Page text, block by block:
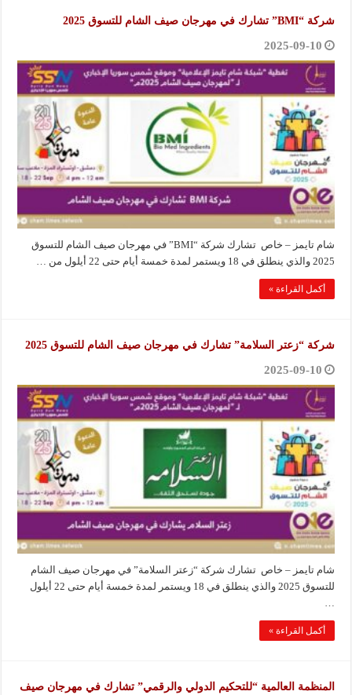
شركة “BMI” تشارك في مهرجان صيف الشام للتسوق 2025
2025-09-10
شام تايمز – خاص تشارك شركة “BMI” في مهرجان صيف الشام للتسوق
2025 والذي ينطلق في 18 ويستمر لمدة خمسة أيام حتى 22 أيلول من …
أكمل القراءة »
شركة “زعتر السلامة” تشارك في مهرجان صيف الشام للتسوق 2025
2025-09-10
شام تايمز – خاص تشارك شركة “زعتر السلامة” في مهرجان صيف الشام
للتسوق 2025 والذي ينطلق في 18 ويستمر لمدة خمسة أيام حتى 22 أيلول
…
أكمل القراءة »
المنظمة العالمية “للتحكيم الدولي والرقمي” تشارك في مهرجان صيف